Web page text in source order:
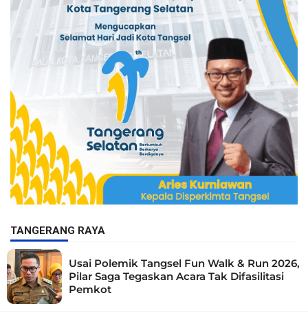
TANGERANG RAYA
Usai Polemik Tangsel Fun Walk & Run 2026,
Pilar Saga Tegaskan Acara Tak Difasilitasi
Pemkot